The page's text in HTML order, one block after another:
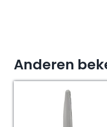
Anderen